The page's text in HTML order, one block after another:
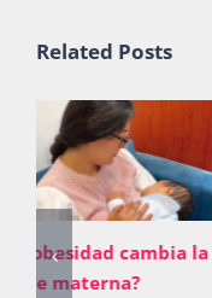
Related Posts
El ICAyCC inspira a
jóvenes a estudiar